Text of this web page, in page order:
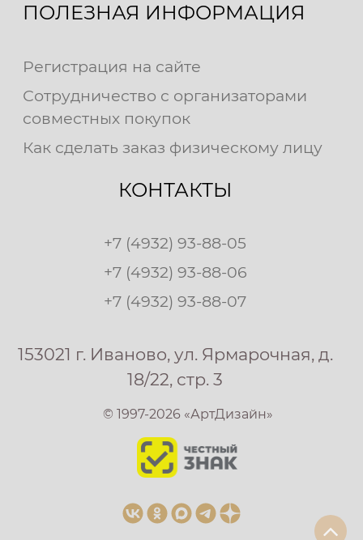
ПОЛЕЗНАЯ ИНФОРМАЦИЯ
Регистрация на сайте
Сотрудничество с организаторами
совместных покупок
Как сделать заказ физическому лицу
КОНТАКТЫ
+7 (4932) 93-88-05
+7 (4932) 93-88-06
+7 (4932) 93-88-07
153021 г. Иваново, ул. Ярмарочная, д.
18/22, стр. 3
© 1997-2026 «АртДизайн»